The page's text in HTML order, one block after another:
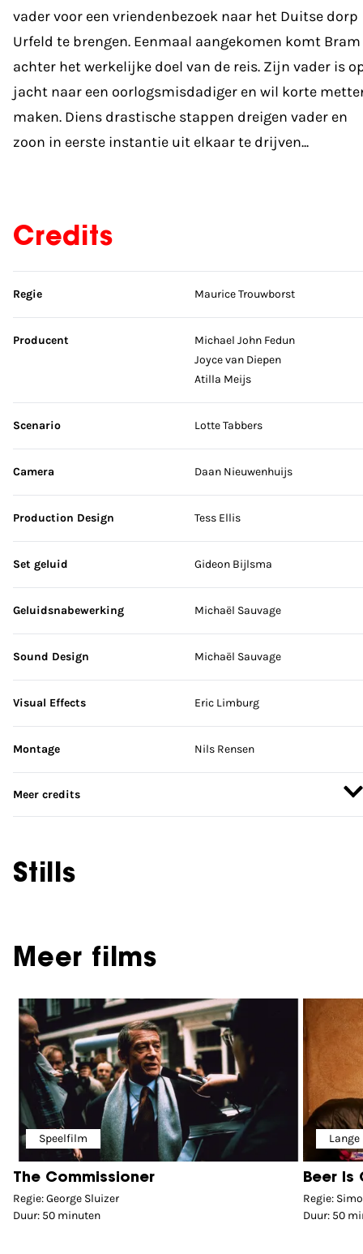
vader voor een vriendenbezoek naar het Duitse dorp
Urfeld te brengen. Eenmaal aangekomen komt Bram
achter het werkelijke doel van de reis. Zijn vader is
jacht naar een oorlogsmisdadiger en wil korte
maken. Diens drastische stappen dreigen vader en
zoon in eerste instantie uit elkaar te drijven...
Credits
Sla credits over
Regie Maurice Trouwborst
Producent
Michael John Fedun
Joyce van Diepen
Atilla Meijs
Scenario Lotte Tabbers
Camera Daan Nieuwenhuijs
Production Design Tess Ellis
Set geluid Gideon Bijlsma
Geluidsnabewerking Michaël Sauvage
Sound Design Michaël Sauvage
Visual Effects Eric Limburg
Montage Nils Rensen
Meer credits
Stills
Meer films
Speelfilm
The Commissioner
Regie: George Sluizer
Duur: 50 minuten
Beer Is
Regie:
Duur: 50